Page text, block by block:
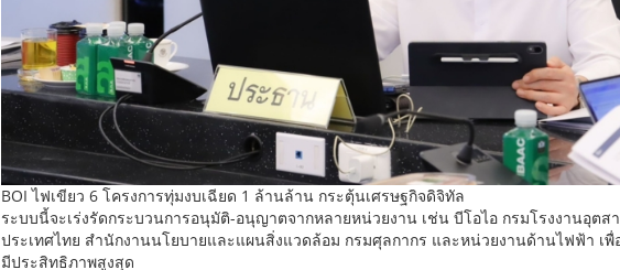
BOI ไฟเขียว 6 โครงการทุ่มงบเฉียด 1 ล้านล้าน กระตุ้นเศรษฐกิจดิจิทัล
ระบบนี้จะเร่งรัดกระบวนการอนุมัติ-อนุญาตจากหลายหน่วยงาน เช่น บีโอไอ กรมโรงงานอุต
ประเทศไทย สำนักงานนโยบายและแผนสิ่งแวดล้อม กรมศุลกากร และหน่วยงานด้านไฟฟ้า เพื่
มีประสิทธิภาพสูงสุด